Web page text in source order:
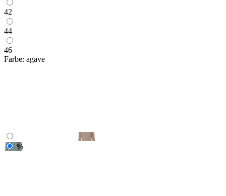
42
44
46
Farbe: agave
%